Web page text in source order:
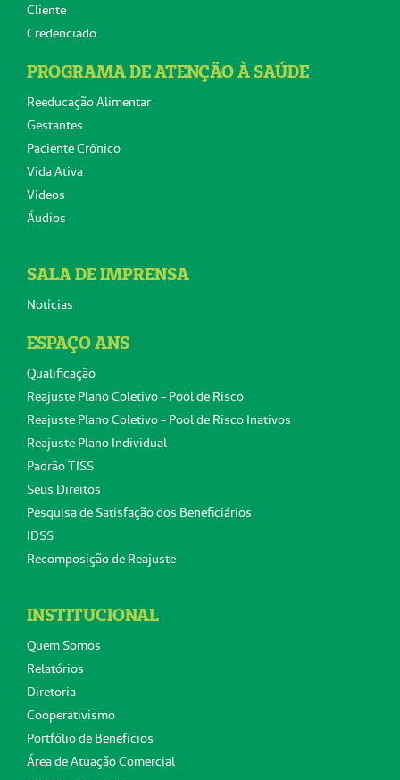
Cliente
Credenciado
PROGRAMA DE ATENÇÃO À SAÚDE
Reeducação Alimentar
Gestantes
Paciente Crônico
Vida Ativa
Vídeos
Áudios
SALA DE IMPRENSA
Notícias
ESPAÇO ANS
Qualificação
Reajuste Plano Coletivo - Pool de Risco
Reajuste Plano Coletivo - Pool de Risco Inativos
Reajuste Plano Individual
Padrão TISS
Seus Direitos
Pesquisa de Satisfação dos Beneficiários
IDSS
Recomposição de Reajuste
INSTITUCIONAL
Quem Somos
Relatórios
Diretoria
Cooperativismo
Portfólio de Benefícios
Área de Atuação Comercial